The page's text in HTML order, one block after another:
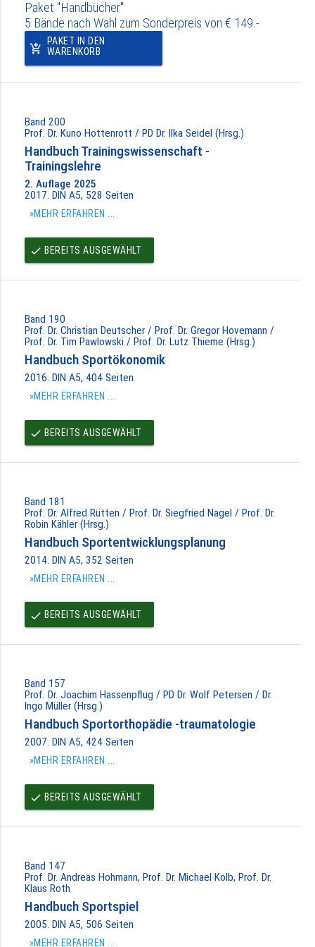
Paket "Handbücher"
5 Bände nach Wahl zum Sonderpreis von € 149.-
add_shopping_cart
PAKET IN DEN
WARENKORB
Band 200
Prof. Dr. Kuno Hottenrott / PD Dr. Ilka Seidel (Hrsg.)
Handbuch Trainingswissenschaft -
Trainingslehre
2. Auflage 2025
2017. DIN A5, 528 Seiten
»MEHR ERFAHREN ...
done BEREITS AUSGEWÄHLT
Band 190
Prof. Dr. Christian Deutscher / Prof. Dr. Gregor Hovemann /
Prof. Dr. Tim Pawlowski / Prof. Dr. Lutz Thieme (Hrsg.)
Handbuch Sportökonomik
2016. DIN A5, 404 Seiten
»MEHR ERFAHREN ...
done BEREITS AUSGEWÄHLT
Band 181
Prof. Dr. Alfred Rütten / Prof. Dr. Siegfried Nagel / Prof. Dr.
Robin Kähler (Hrsg.)
Handbuch Sportentwicklungsplanung
2014. DIN A5, 352 Seiten
»MEHR ERFAHREN ...
done BEREITS AUSGEWÄHLT
Band 157
Prof. Dr. Joachim Hassenpflug / PD Dr. Wolf Petersen / Dr.
Ingo Müller (Hrsg.)
Handbuch Sportorthopädie -traumatologie
2007. DIN A5, 424 Seiten
»MEHR ERFAHREN ...
done BEREITS AUSGEWÄHLT
Band 147
Prof. Dr. Andreas Hohmann, Prof. Dr. Michael Kolb, Prof. Dr.
Klaus Roth
Handbuch Sportspiel
2005. DIN A5, 506 Seiten
»MEHR ERFAHREN ...